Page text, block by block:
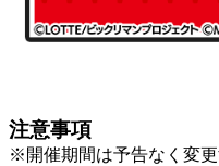
注意事項
※開催期間は予告なく変